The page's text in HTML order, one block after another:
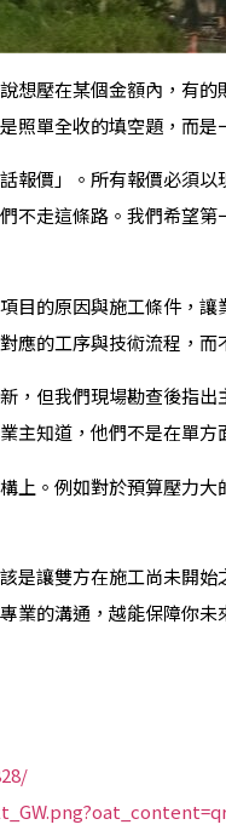
想壓在某個金額內，有
照單全收的填空題，而是
報價」。所有報價必須
不走這條路。我們希望
目的原因與施工條件，
應的工序與技術流程，而
，但我們現場勘查後指
主知道，他們不是在單
上。例如對於預算壓力
是讓雙方在施工尚未開
業的溝通，越能保障你未